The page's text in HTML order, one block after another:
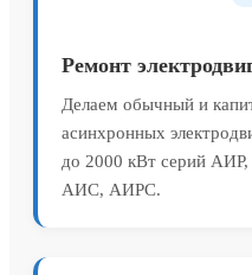
Ремонт
Делаем обычный и
асинхронных
до 2000 кВт серий
АИС, АИРС.